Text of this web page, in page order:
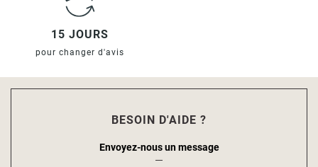
15 JOURS
pour changer d'avis
BESOIN D'AIDE ?
Envoyez-nous un message